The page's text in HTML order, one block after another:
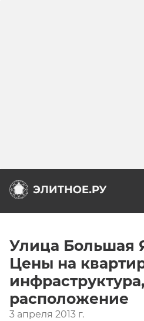
Улица Большая
Цены на
инфраструктура,
расположение
3 апреля 2013 г.